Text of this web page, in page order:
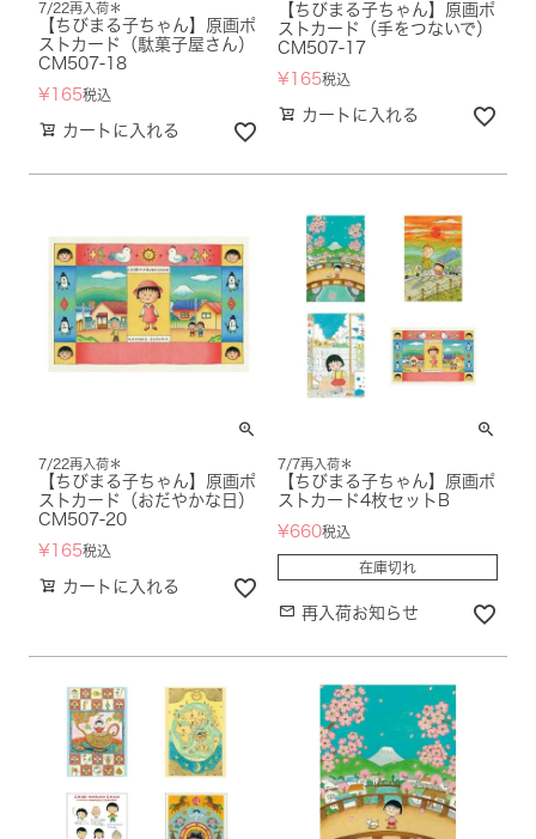
7/22再入荷＊
【ちびまる子ちゃん】原画ポ
ストカード（駄菓子屋さん）
CM507-18
¥ 165税込
カートに入れる
【ちびまる子ちゃん】原画ポ
ストカード（手をつないで）
CM507-17
¥ 165税込
カートに入れる
7/22再入荷＊
【ちびまる子ちゃん】原画ポ
ストカード（おだやかな日）
CM507-20
¥ 165税込
カートに入れる
7/7再入荷＊
【ちびまる子ちゃん】原画ポ
ストカード4枚セットB
¥660税込
在庫切れ
再入荷お知らせ